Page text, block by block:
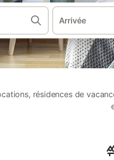
Arrivée
résidences de